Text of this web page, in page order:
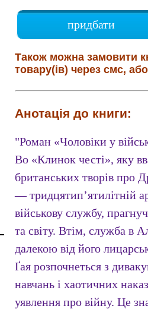
придбати
Також можна замовити
товару(ів) через смс,
Анотація до книги:
"Роман «Чоловіки у
Во «Клинок честі», яку
британських творів про
— тридцятип’ятилітній
військову службу,
та світу. Втім, служба в
далекою від його
Ґая розпочнеться з
навчань і хаотичних
уявлення про війну. Це